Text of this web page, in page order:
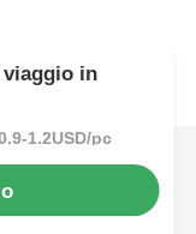
in
1.2USD/pc